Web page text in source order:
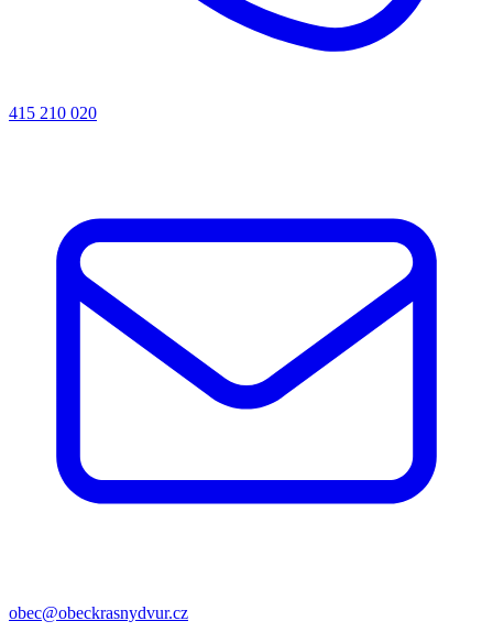
415 210 020
obec@obeckrasnydvur.cz